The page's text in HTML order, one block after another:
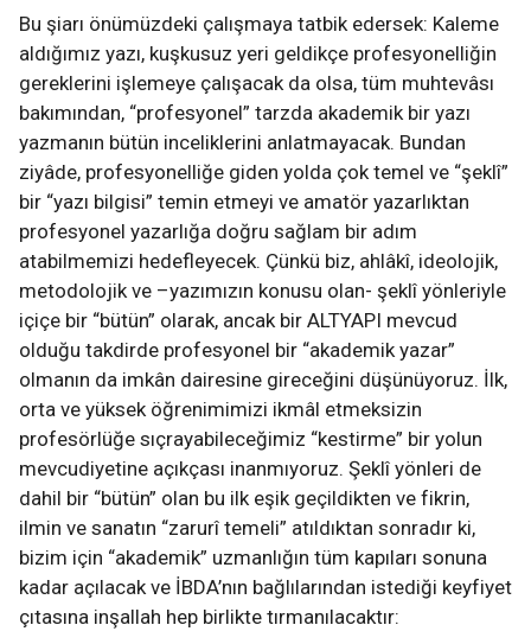
Bu şiarı önümüzdeki çalışmaya tatbik edersek: Kaleme
aldığımız yazı, kuşkusuz yeri geldikçe profesyonelliğin
gereklerini işlemeye çalışacak da olsa, tüm muhtevâsı
bakımından, “profesyonel” tarzda akademik bir yazı
yazmanın bütün inceliklerini anlatmayacak. Bundan
ziyâde, profesyonelliğe giden yolda çok temel ve “şeklî”
bir “yazı bilgisi” temin etmeyi ve amatör yazarlıktan
profesyonel yazarlığa doğru sağlam bir adım
atabilmemizi hedefleyecek. Çünkü biz, ahlâkî, ideolojik,
metodolojik ve –yazımızın konusu olan- şeklî yönleriyle
içiçe bir “bütün” olarak, ancak bir ALTYAPI mevcud
olduğu takdirde profesyonel bir “akademik yazar”
olmanın da imkân dairesine gireceğini düşünüyoruz. İlk,
orta ve yüksek öğrenimimizi ikmâl etmeksizin
profesörlüğe sıçrayabileceğimiz “kestirme” bir yolun
mevcudiyetine açıkçası inanmıyoruz. Şeklî yönleri de
dahil bir “bütün” olan bu ilk eşik geçildikten ve fikrin,
ilmin ve sanatın “zarurî temeli” atıldıktan sonradır ki,
bizim için “akademik” uzmanlığın tüm kapıları sonuna
kadar açılacak ve İBDA’nın bağlılarından istediği keyfiyet
çıtasına inşallah hep birlikte tırmanılacaktır: